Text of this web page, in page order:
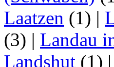
Laatzen (1) |
(3) | Landau
Landshut (1) |